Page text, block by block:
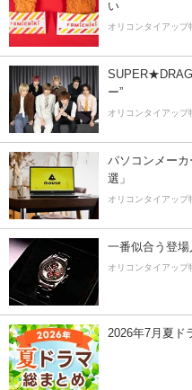
い
オリコンタイアップ
ー”
オリコンタイアップ
パソコンメー
選」
オリコンタイアップ
一番似合う登
オリコンタイアップ
2026年7月夏ド